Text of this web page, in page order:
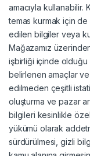
amacıyla kullanabilir.
temas kurmak için de
edilen bilgiler veya
Mağazamız
işbirliği içinde olduğu
belirlenen amaçlar ve
edilmeden çeşitli
oluşturma ve pazar
bilgileri kesinlikle
yükümü olarak
sürdürülmesi, gizli